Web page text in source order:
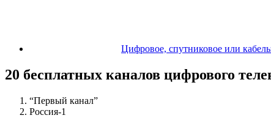
Цифровое, спутниковое или
20 бесплатных каналов цифрового
“Первый канал”
Россия-1